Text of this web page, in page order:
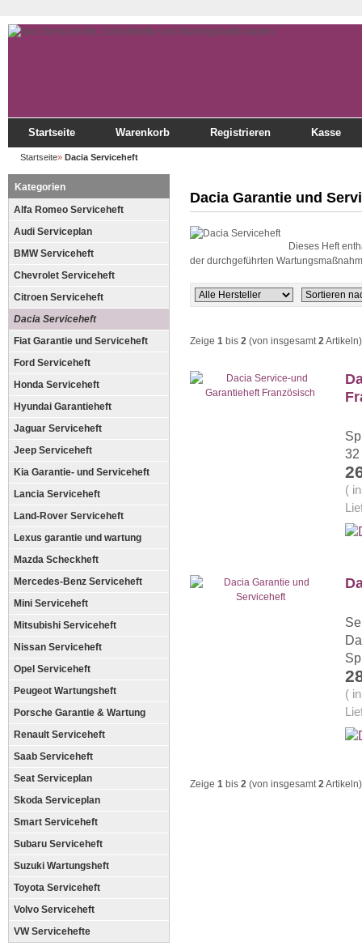
Startseite Warenkorb Registrieren Kasse
Startseite» Dacia Serviceheft
Kategorien
Alfa Romeo Serviceheft
Audi Serviceplan
BMW Serviceheft
Chevrolet Serviceheft
Citroen Serviceheft
Dacia Serviceheft
Fiat Garantie und Serviceheft
Ford Serviceheft
Honda Serviceheft
Hyundai Garantieheft
Jaguar Serviceheft
Jeep Serviceheft
Kia Garantie- und Serviceheft
Lancia Serviceheft
Land-Rover Serviceheft
Lexus garantie und wartung
Mazda Scheckheft
Mercedes-Benz Serviceheft
Mini Serviceheft
Mitsubishi Serviceheft
Nissan Serviceheft
Opel Serviceheft
Peugeot Wartungsheft
Porsche Garantie & Wartung
Renault Serviceheft
Saab Serviceheft
Seat Serviceplan
Skoda Serviceplan
Smart Serviceheft
Subaru Serviceheft
Suzuki Wartungsheft
Toyota Serviceheft
Volvo Serviceheft
VW Servicehefte
Dacia Garantie und
Dieses Heft
der durchgeführten
Zeige 1 bis 2 (von insgesamt2Artikeln)
(
(
Zeige 1 bis 2 (von insgesamt2Artikeln)